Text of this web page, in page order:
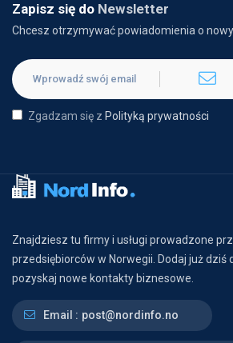
Zapisz się do Newsletter
Chcesz otrzymywać powiadomienia o
Zgadzam się z Polityką prywatności
Znajdziesz tu firmy i usługi prowadzone
przedsiębiorców w Norwegii. Dodaj już dziś
pozyskaj nowe kontakty biznesowe.
Email : post@nordinfo.no